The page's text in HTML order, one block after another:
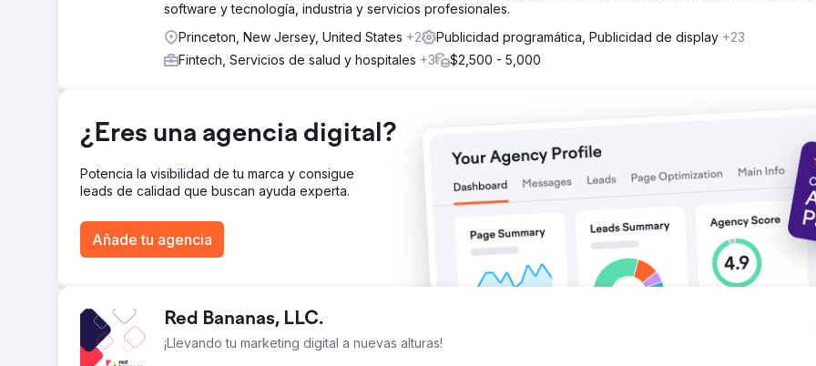
Levy Online utilizó el software de atención visual (VAS) de 3M para analizar y diseñar diseños de anuncios limpios y de alto
contraste. Se crearon cuatro variaciones de anuncios, centrándose en la ubicación del texto y los elementos de diseño, y
realizaron pruebas A/B con los anuncios originales para determinar su efectividad.
las mejoras de diseño basadas en datos.
Ir a la página de la agencia
software y tecnología, industria y servicios profesionales.
Princeton, New Jersey, United States +2 Publicidad programática, Publicidad de display +23
Fintech, Servicios de salud y hospitales +3 $2,500 - 5,000
¿Eres una agencia digital?
Potencia la visibilidad de tu marca y consigue
leads de calidad que buscan ayuda experta.
Añade tu agencia
Red Bananas, LLC.
¡Llevando tu marketing digital a nuevas alturas!